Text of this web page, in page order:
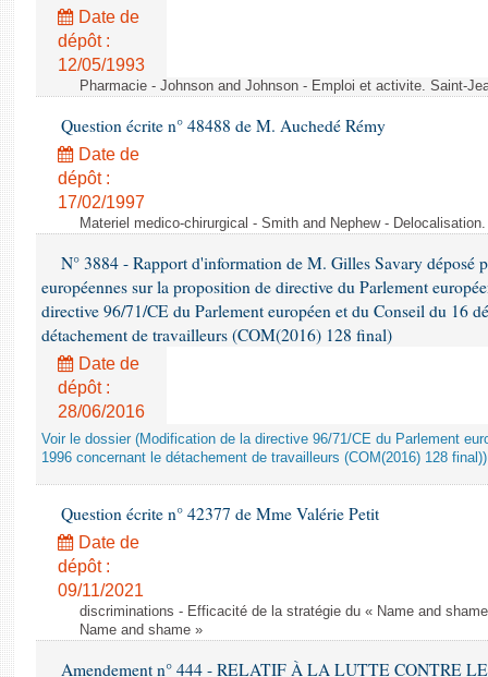
Date de
dépôt :
12/05/1993
Pharmacie - Johnson and Johnson - Emploi et activite. Saint-
Question écrite n° 48488 de M. Auchedé Rémy
Date de
dépôt :
17/02/1997
Materiel medico-chirurgical - Smith and Nephew -
N° 3884 - Rapport d'information de M. Gilles Savary déposé
européennes sur la proposition de directive du Parlement
directive 96/71/CE du Parlement européen et du Conseil du 16
détachement de travailleurs (COM(2016) 128 final)
Date de
dépôt :
28/06/2016
Voir le dossier (Modification de la directive 96/71/CE du Parlement
1996 concernant le détachement de travailleurs (COM(2016) 128 final))
Question écrite n° 42377 de Mme Valérie Petit
Date de
dépôt :
09/11/2021
discriminations - Efficacité de la stratégie du « Name and
Name and shame »
Amendement n° 444 - RELATIF À LA LUTTE CONTRE